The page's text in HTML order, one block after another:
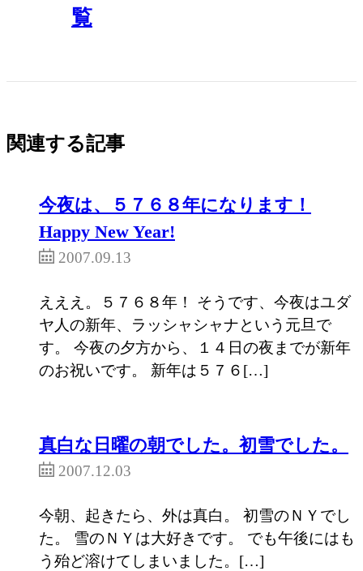
覧
関連する記事
今夜は、５７６８年になります！
Happy New Year!
2007.09.13
えええ。５７６８年！ そうです、今夜はユダ
ヤ人の新年、ラッシャシャナという元旦で
す。 今夜の夕方から、１４日の夜までが新年
のお祝いです。 新年は５７６[…]
真白な日曜の朝でした。初雪でした。
2007.12.03
今朝、起きたら、外は真白。 初雪のＮＹでし
た。 雪のＮＹは大好きです。 でも午後にはも
う殆ど溶けてしまいました。[…]